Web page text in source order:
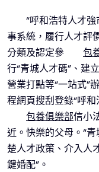
“呼和浩特人才
事系統，履行人才評
分類及認定參
包
行“青城人才碼”、建
營業打點等“一站式”
程網頁搜刮登錄“呼
包養俱樂部信小
近。快樂的父母。“
楚人才政策、介入人
鍵婚配”。